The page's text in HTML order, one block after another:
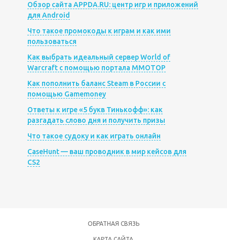
Обзор сайта APPDA.RU: центр игр и приложений
для Android
Что такое промокоды к играм и как ими
пользоваться
Как выбрать идеальный сервер World of
Warcraft с помощью портала MMOTOP
Как пополнить баланс Steam в России с
помощью Gamemoney
Ответы к игре «5 букв Тинькофф»: как
разгадать слово дня и получить призы
Что такое судоку и как играть онлайн
CaseHunt — ваш проводник в мир кейсов для
CS2
ОБРАТНАЯ СВЯЗЬ